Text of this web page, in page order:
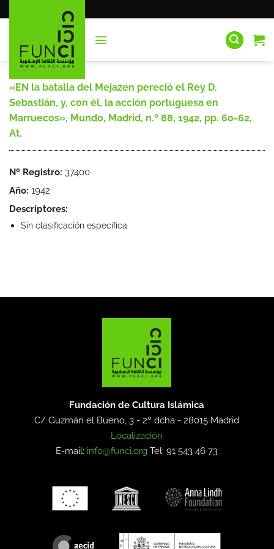
al
«EN la batalla del Mejazen pereció el Rey D.
Sebastián, y, con él, la acción portuguesa en
Marruecos», Mundo, Madrid, n.º 88, 1942, pp. 60-62,
At.
Nº Registro: 37400
Año: 1942
Descriptores:
Sin clasificación específica
Fundación de Cultura Islámica
C/ Guzmán el Bueno, 3 - 2º dcha -28015 Madrid
Localización
E-mail: info@funci.org Tel: 91 543 46 73